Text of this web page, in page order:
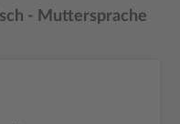
- Muttersprache